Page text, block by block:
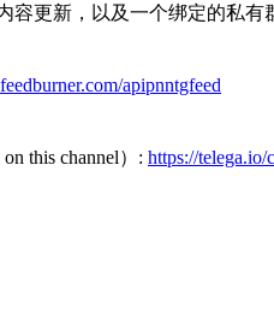
容更新，以及一个绑定的私有
apipnntgfeed
this channel）: https://telega.io/